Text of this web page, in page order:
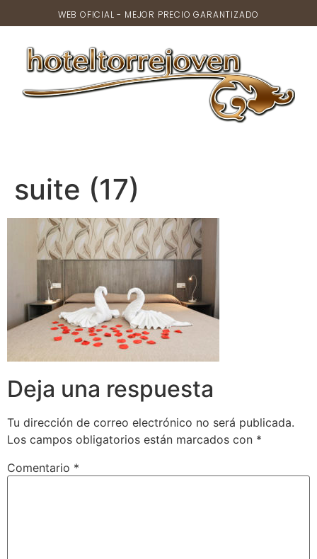
WEB OFICIAL - MEJOR PRECIO GARANTIZADO
suite (17)
Deja una respuesta
Tu dirección de correo electrónico no será publicada.
Los campos obligatorios están marcados con *
Comentario *